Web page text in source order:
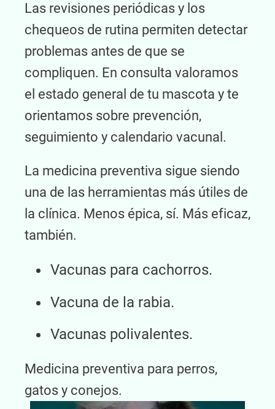
Las revisiones periódicas y los
chequeos de rutina permiten detectar
problemas antes de que se
compliquen. En consulta valoramos
el estado general de tu mascota y te
orientamos sobre prevención,
seguimiento y calendario vacunal.
La medicina preventiva sigue siendo
una de las herramientas más útiles de
la clínica. Menos épica, sí. Más eficaz,
también.
Vacunas para cachorros.
Vacuna de la rabia.
Vacunas polivalentes.
Medicina preventiva para perros,
gatos y conejos.